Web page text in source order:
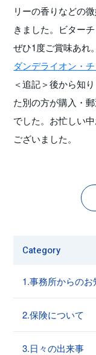
リーの香りなどの
きました。ビター
ぜひ1度ご賞味あれ。
ダンデライオン・
＜追記＞後から知
た別の方が購入・
でした。お忙しい
ございました。
Category
1.事務所からのお
2.保険について
3.日々の出来事